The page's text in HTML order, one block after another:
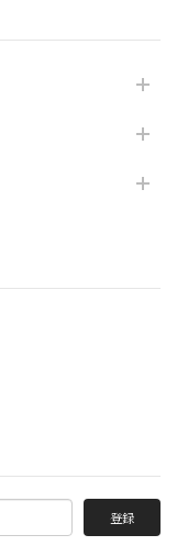
登録